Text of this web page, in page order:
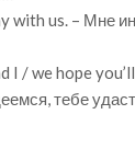
with us. – Мне
I / we hope
тебе